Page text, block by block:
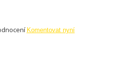
Komentovat nyní